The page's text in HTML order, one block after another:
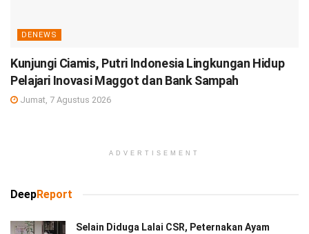
DENEWS
Kunjungi Ciamis, Putri Indonesia Lingkungan Hidup
Pelajari Inovasi Maggot dan Bank Sampah
Jumat, 7 Agustus 2026
ADVERTISEMENT
DeepReport
Selain Diduga Lalai CSR, Peternakan Ayam